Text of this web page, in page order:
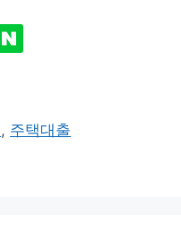
, 주택대출